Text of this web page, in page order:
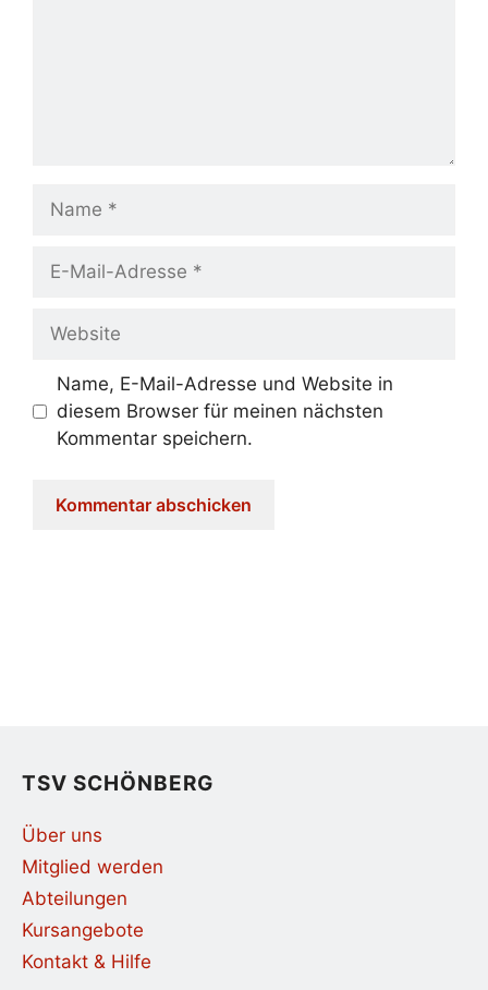
Mail-
Name, E-Mail-Adresse und Website in
diesem Browser für meinen nächsten
Kommentar speichern.
TSV SCHÖNBERG
Über uns
Mitglied werden
Abteilungen
Kursangebote
Kontakt & Hilfe